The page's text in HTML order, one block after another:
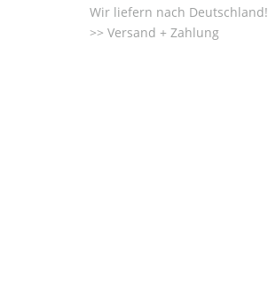
Wir liefern nach Deutschland!
Versand + Zahlung